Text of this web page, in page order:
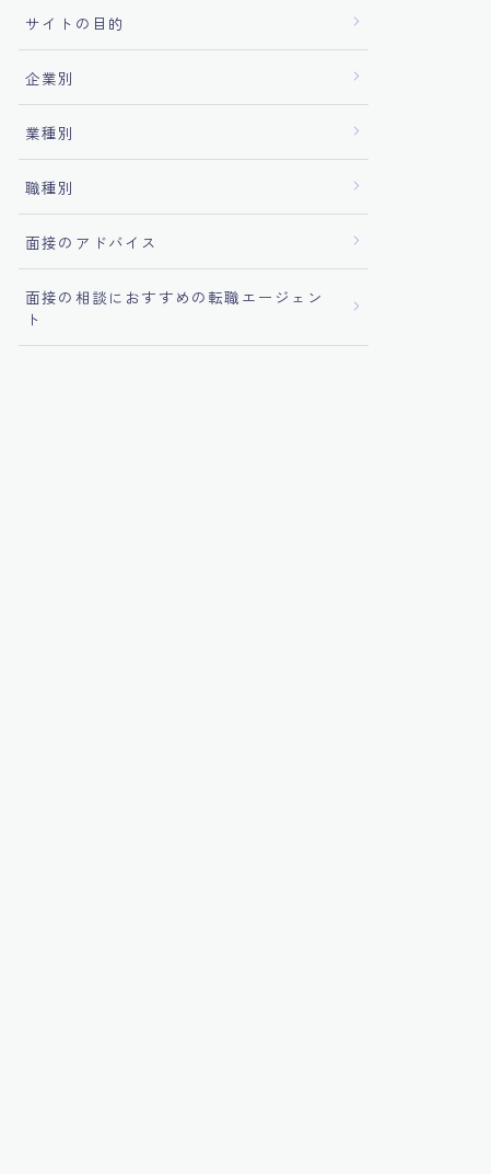
サイトの目的
企業別
業種別
職種別
面接のアドバイス
面接の相談におすすめの転職エージェン
ト